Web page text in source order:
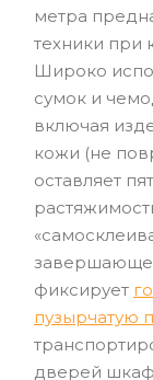
метра
техники при
Широко
сумок и
включая
кожи (не
оставляет
фиксирует
пузырчатую
дверей